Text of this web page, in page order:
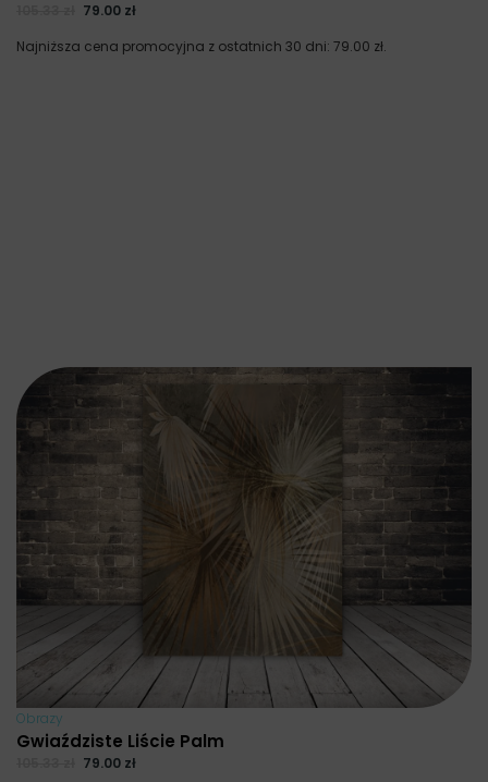
79.00 zł
Najniższa cena promocyjna z ostatnich 30 dni: 79.00 zł.
Obrazy
Gwiaździste Liście Palm
79.00 zł